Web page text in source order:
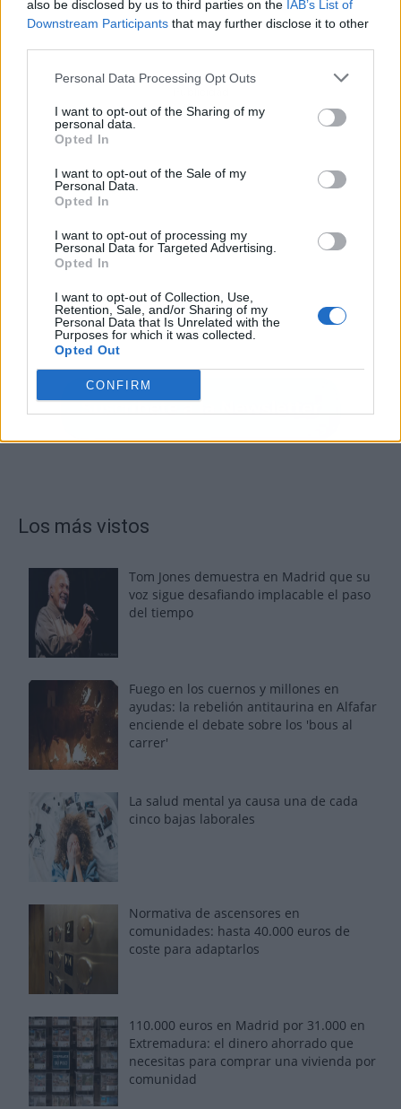
also be disclosed by us to third parties on the IAB’s List of
Downstream Participants that may further disclose it to other
Personal Data Processing Opt Outs
I want to opt-out of the Sharing of my
personal data.
Opted In
I want to opt-out of the Sale of my
Personal Data.
Opted In
I want to opt-out of processing my
Personal Data for Targeted Advertising.
Opted In
I want to opt-out of Collection, Use,
Retention, Sale, and/or Sharing of my
Personal Data that Is Unrelated with the
Purposes for which it was collected.
Opted Out
CONFIRM
Los más vistos
Tom Jones demuestra en Madrid que su
voz sigue desafiando implacable el paso
del tiempo
Fuego en los cuernos y millones en
ayudas: la rebelión antitaurina en Alfafar
enciende el debate sobre los 'bous al
carrer'
La salud mental ya causa una de cada
cinco bajas laborales
Normativa de ascensores en
comunidades: hasta 40.000 euros de
coste para adaptarlos
110.000 euros en Madrid por 31.000 en
Extremadura: el dinero ahorrado que
necesitas para comprar una vivienda por
comunidad